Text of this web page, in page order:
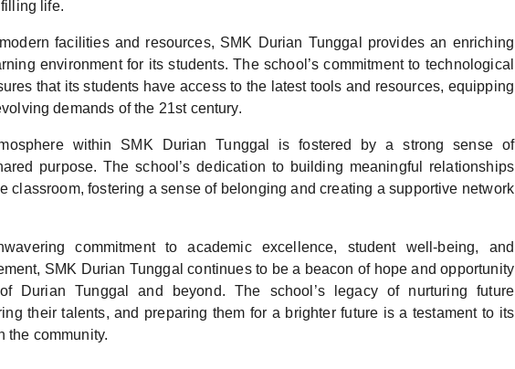
life.
facilities and resources, SMK Durian Tunggal provides an enriching
environment for its students. The school’s commitment to technological
that its students have access to the latest tools and resources, equipping
demands of the 21st century.
within SMK Durian Tunggal is fostered by a strong sense of
purpose. The school’s dedication to building meaningful relationships
classroom, fostering a sense of belonging and creating a supportive network
commitment to academic excellence, student well-being, and
SMK Durian Tunggal continues to be a beacon of hope and opportunity
Durian Tunggal and beyond. The school’s legacy of nurturing future
their talents, and preparing them for a brighter future is a testament to its
the community.